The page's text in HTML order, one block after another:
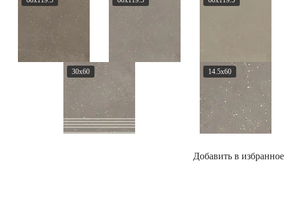
30x60 14.5x60
Добавить в избранное